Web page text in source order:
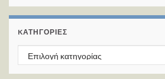
KΑΤΗΓΟΡΊΕΣ
Kατηγορίες